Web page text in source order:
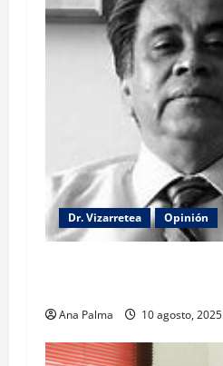
Dr. Vizarretea Opinión
Ana Palma 10 agosto, 2025